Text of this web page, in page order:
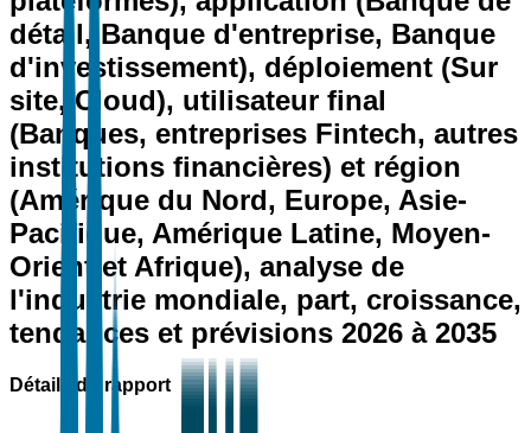
détail, Banque d'entreprise, Banque
d'investissement), déploiement (Sur
site, Cloud), utilisateur final
(Banques, entreprises Fintech, autres
institutions financières) et région
(Amérique du Nord, Europe, Asie-
Pacifique, Amérique Latine, Moyen-
Orient et Afrique), analyse de
l'industrie mondiale, part, croissance,
tendances et prévisions 2026 à 2035
Détails du rapport